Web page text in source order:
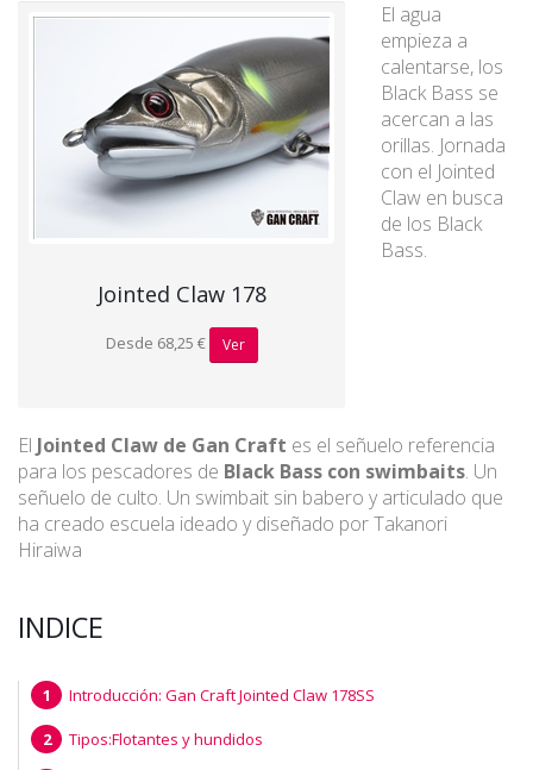
Jointed Claw 178
Desde 68,25 € Ver
El agua
empieza a
calentarse, los
Black Bass se
acercan a las
orillas. Jornada
con el Jointed
Claw en busca
de los Black
Bass.
El Jointed Claw de Gan Craft es el señuelo referencia
para los pescadores de Black Bass con swimbaits. Un
señuelo de culto. Un swimbait sin babero y articulado que
ha creado escuela ideado y diseñado por Takanori
Hiraiwa
INDICE
Introducción: Gan Craft Jointed Claw 178SS
Tipos:Flotantes y hundidos